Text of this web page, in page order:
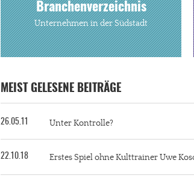
Branchenverzeichnis
Unternehmen in der Südstadt
MEIST GELESENE BEITRÄGE
26.05.11 Unter Kontrolle?
22.10.18 Erstes Spiel ohne Kulttrainer Uwe